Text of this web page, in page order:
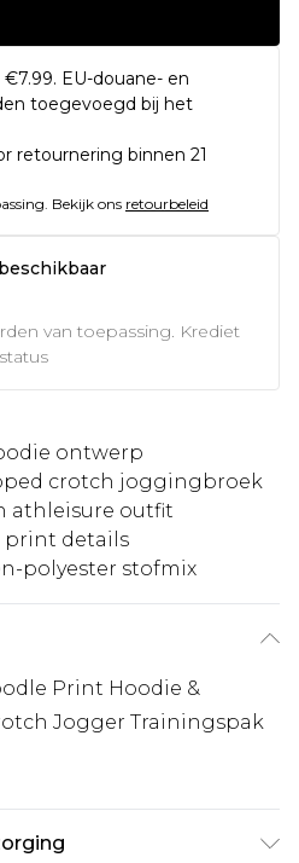
EU-douane- en
toegevoegd bij het
retournering binnen 21
Bekijk ons retourbeleid
van toepassing. Krediet
ontwerp
crotch joggingbroek
athleisure outfit
print details
polyester stofmix
Print Hoodie &
Jogger Trainingspak